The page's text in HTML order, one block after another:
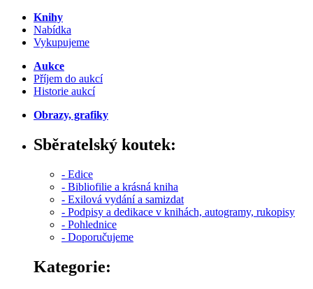
Knihy
Nabídka
Vykupujeme
Aukce
Příjem do aukcí
Historie aukcí
Obrazy, grafiky
Sběratelský koutek:
- Edice
- Bibliofilie a krásná kniha
- Exilová vydání a samizdat
- Podpisy a dedikace v knihách, autogramy, rukopisy
- Pohlednice
- Doporučujeme
Kategorie: